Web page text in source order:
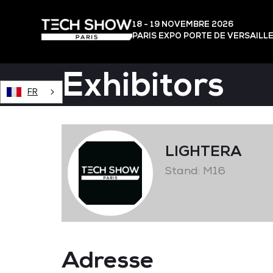
18 - 19 NOVEMBRE 2026
PARIS EXPO PORTE DE
FR Exhibitors
LIGHTERA
Stand: M16
Adresse